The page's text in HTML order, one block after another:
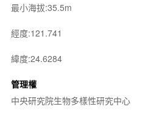
最小海拔:35.5m
經度:121.741
緯度:24.6284
管理權
中央研究院生物多樣性研究中心